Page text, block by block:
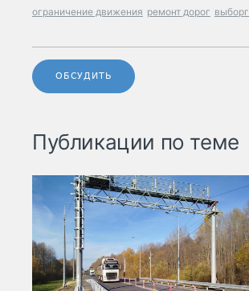
ограничение движения ремонт дорог выборг
ОБСУДИТЬ
Публикации по теме